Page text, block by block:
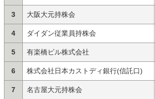
3 大阪大元持株会
4 ダイダン従業員持株会
5 有楽橋ビル株式会社
6 株式会社日本カストディ銀行(信託口)
7 名古屋大元持株会